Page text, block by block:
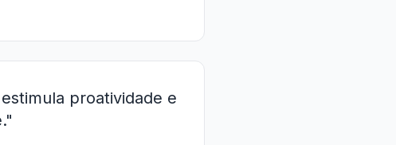
proatividade e